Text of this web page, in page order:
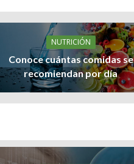
NUTRICIÓN
Conoce cuántas comidas se
recomiendan por día